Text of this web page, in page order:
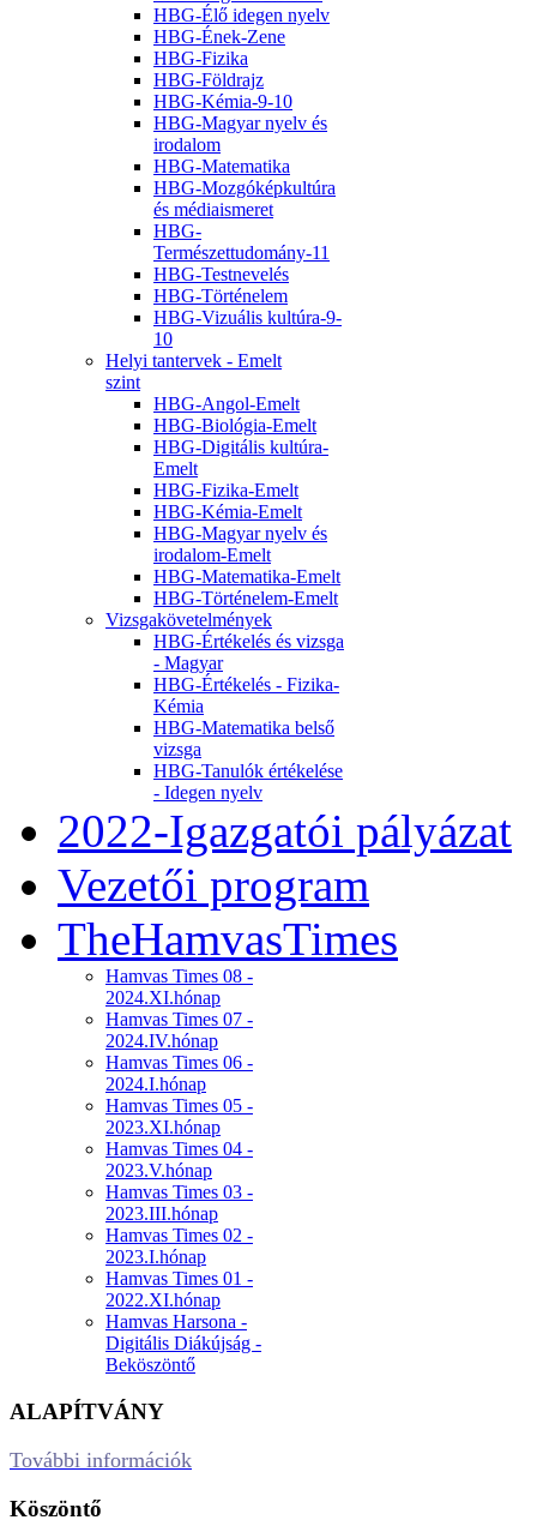
HBG-Élő idegen nyelv
HBG-Ének-Zene
HBG-Fizika
HBG-Földrajz
HBG-Kémia-9-10
HBG-Magyar nyelv és
irodalom
HBG-Matematika
HBG-Mozgóképkultúra
és médiaismeret
HBG-
Természettudomány-11
HBG-Testnevelés
HBG-Történelem
HBG-Vizuális kultúra-9-
10
Helyi tantervek - Emelt
szint
HBG-Angol-Emelt
HBG-Biológia-Emelt
HBG-Digitális kultúra-
Emelt
HBG-Fizika-Emelt
HBG-Kémia-Emelt
HBG-Magyar nyelv és
irodalom-Emelt
HBG-Matematika-Emelt
HBG-Történelem-Emelt
Vizsgakövetelmények
HBG-Értékelés és vizsga
- Magyar
HBG-Értékelés - Fizika-
Kémia
HBG-Matematika belső
vizsga
HBG-Tanulók értékelése
- Idegen nyelv
2022-Igazgatói pályázat
Vezetői program
TheHamvasTimes
Hamvas Times 08 -
2024.XI.hónap
Hamvas Times 07 -
2024.IV.hónap
Hamvas Times 06 -
2024.I.hónap
Hamvas Times 05 -
2023.XI.hónap
Hamvas Times 04 -
2023.V.hónap
Hamvas Times 03 -
2023.III.hónap
Hamvas Times 02 -
2023.I.hónap
Hamvas Times 01 -
2022.XI.hónap
Hamvas Harsona -
Digitális Diákújság -
Beköszöntő
ALAPÍTVÁNY
További információk
Köszöntő